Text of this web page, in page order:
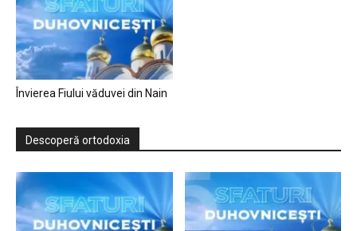
Învierea Fiului văduvei din Nain
Descoperă ortodoxia